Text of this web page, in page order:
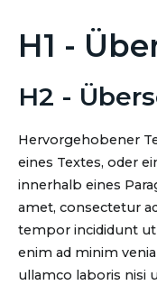
H1 -
H2 -
Hervorgehobener
eines Textes, oder
innerhalb eines
amet, consectetur
tempor incididunt
enim ad minim
ullamco laboris nisi